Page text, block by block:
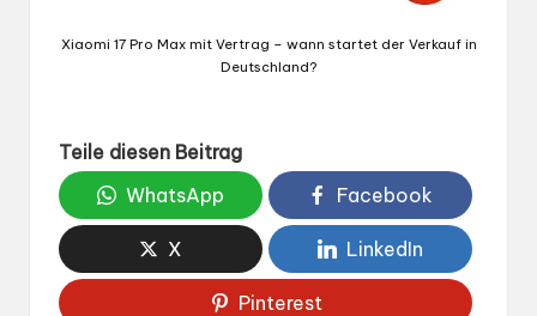
Xiaomi 17 Pro Max mit Vertrag – wann startet der Verkauf in
Deutschland?
Teile diesen Beitrag
WhatsApp
Facebook
X LinkedIn
Pinterest